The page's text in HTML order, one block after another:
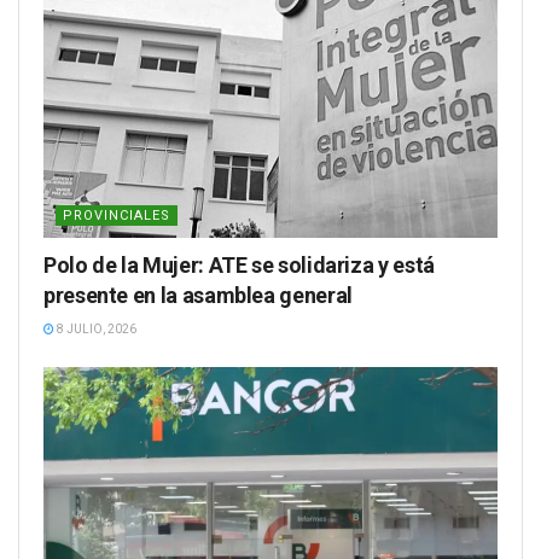
PROVINCIALES
Polo de la Mujer: ATE se solidariza y está
presente en la asamblea general
8 JULIO, 2026